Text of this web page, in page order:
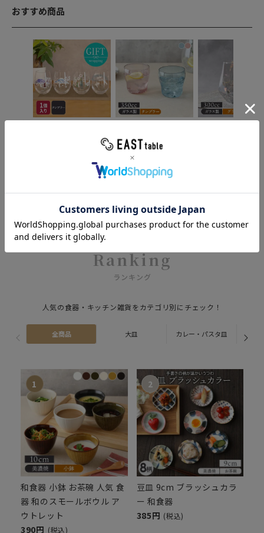
おすすめ商品
しゃれなグラスの贈り
冷やすと色が変わ
当店特別価格
タンブラー 350cc
ビルバオ
当店特別価格
¥1,980
税込
Ranking
ランキング
人気の食器・キッチン雑貨をカテゴリ別にチェック！
全商品 大皿 カレー・パスタ皿
和食器 小鉢 お茶碗 人気 食
器 和のスモールボウル ア
ウトレット
390円 (税込)
豆皿 9cm ブラッシュカラ
ー 和食器
385円 (税込)